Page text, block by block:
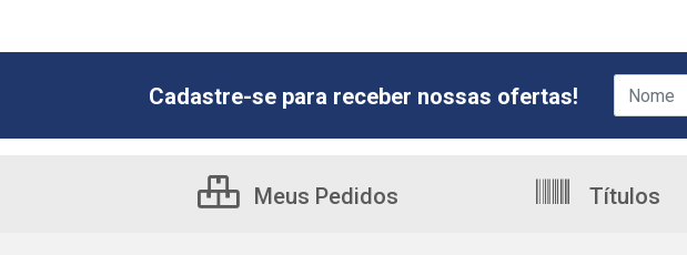
Cadastre-se para receber nossas ofertas!
Meus Pedidos Títulos